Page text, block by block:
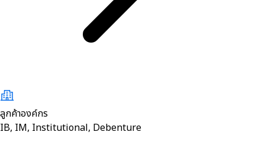
ลูกค้าองค์กร
IB, IM, Institutional, Debenture